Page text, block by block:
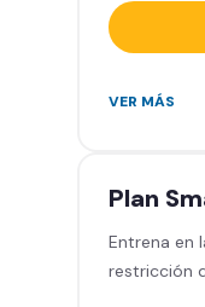
Área de
Smart
Smart
VER MÁS
Plan
Entrena en
restricción